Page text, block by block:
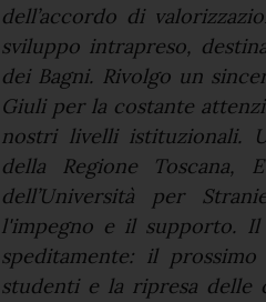
dell’accordo di
sviluppo intrapreso,
dei Bagni. Rivolgo un
Giuli per la costante
nostri livelli istituzionali.
della Regione Toscana,
dell’Università per
l'impegno e il supporto. Il
speditamente: il
studenti e la ripresa delle